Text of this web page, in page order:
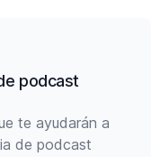
podcast
te ayudarán a
de podcast